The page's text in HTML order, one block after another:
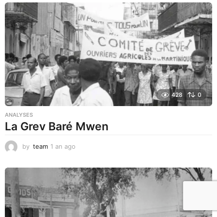
a
g
o
428 0
ANALYSES
La Grev Baré Mwen
by team 1 an ago
a
g
o